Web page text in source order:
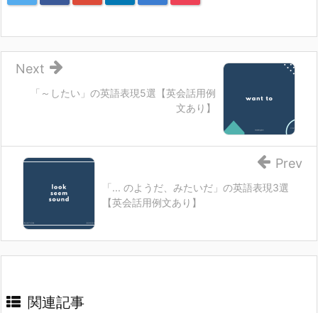
「～したい」の英語表現5選【英会話用例
文あり】
Next
「... のようだ、みたいだ」の英語表現3選
【英会話用例文あり】
Prev
関連記事